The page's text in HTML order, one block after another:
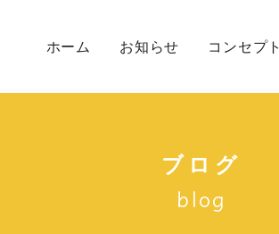
ホーム お知らせ コンセプト
ブログ
blog